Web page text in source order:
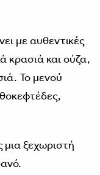
με αυθεντικές
κρασιά και ούζα,
Το μενού
ξεχωριστή